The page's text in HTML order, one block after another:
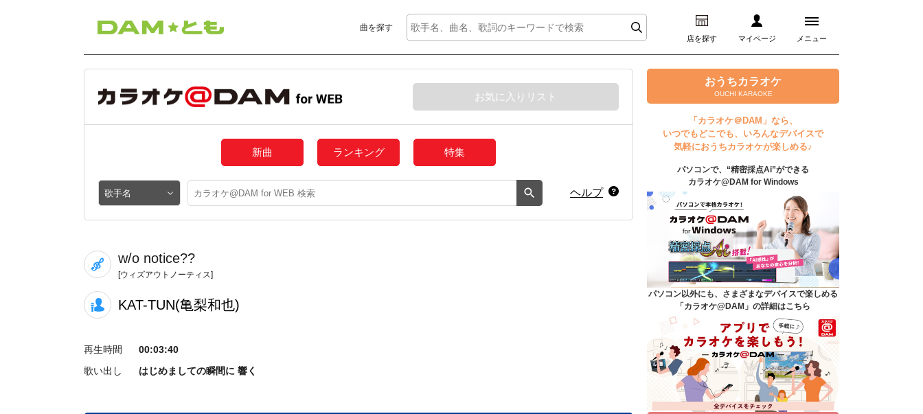
曲を探す
店を探す マイページ メニュー
ログイン
マイページ
プレミアムサービス
DAM★とも動画
DAM★とも録音
カラオケ＠DAM
ユーザー検索
キャンペーン
よくあるご質問
DAMの新曲・ランキングなど
カラオケ最新情報をチェック！
お気に入りリスト
新曲 ランキング 特集
ヘルプ
w/o notice??
[ウィズアウトノーティス]
KAT-TUN(亀梨和也)
再生時間
00:03:40
歌い出し
はじめましての瞬間に 響く
おうちカラオケ
OUCHI KARAOKE
「カラオケ＠DAM」なら、
いつでもどこでも、いろんなデバイスで
気軽におうちカラオケが楽しめる♪
パソコンで、“精密採点Ai”ができる
カラオケ@DAM for Windows
パソコン以外にも、さまざまなデバイスで楽しめる
「カラオケ@DAM」の詳細はこちら